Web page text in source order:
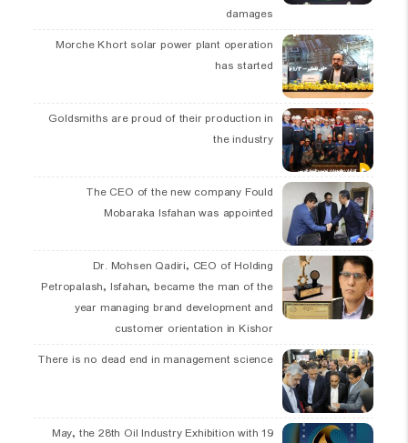
damages
Morche Khort solar power plant operation
has started
Goldsmiths are proud of their production in
the industry
The CEO of the new company Fould
Mobaraka Isfahan was appointed
Dr. Mohsen Qadiri, CEO of Holding
Petropalash, Isfahan, became the man of the
year managing brand development and
customer orientation in Kishor
There is no dead end in management science
19 May, the 28th Oil Industry Exhibition with